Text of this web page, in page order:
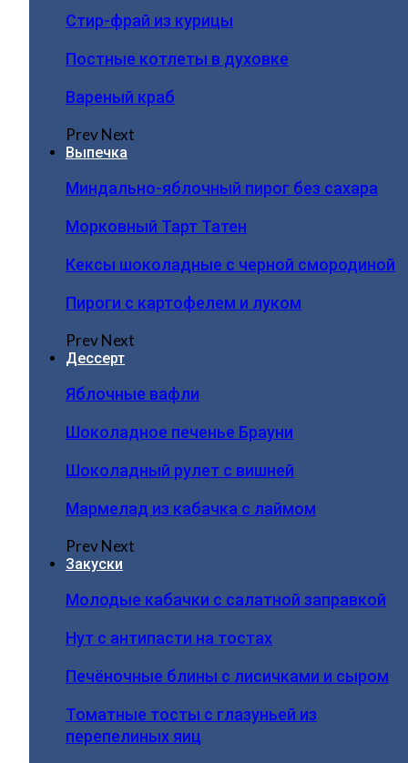
Стир-фрай из курицы
Постные котлеты в духовке
Вареный краб
PrevNext
Выпечка
Миндально-яблочный пирог без сахара
Морковный Тарт Татен
Кексы шоколадные с черной смородиной
Пироги c картофелем и луком
PrevNext
Дессерт
Яблочные вафли
Шоколадное печенье Брауни
Шоколадный рулет с вишней
Мармелад из кабачка с лаймом
PrevNext
Закуски
Молодые кабачки с салатной заправкой
Нут с антипасти на тостах
Печёночные блины с лисичками и сыром
Томатные тосты с глазуньей из
перепелиных яиц